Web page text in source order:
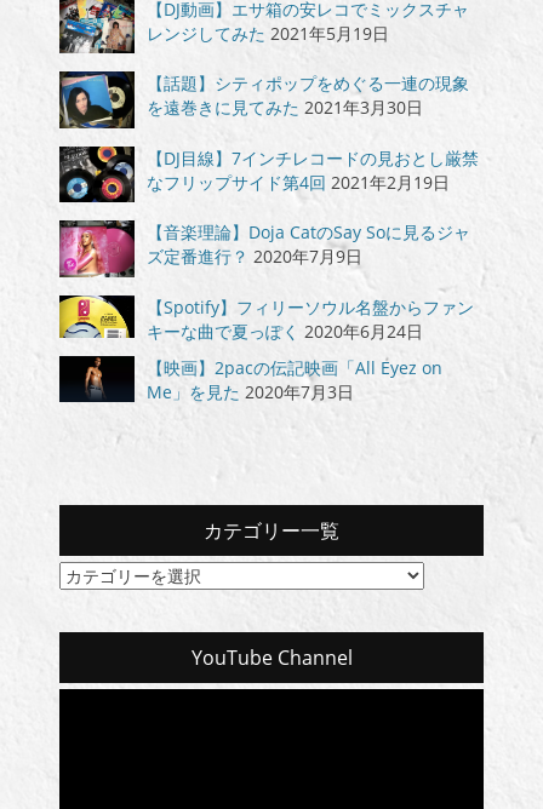
【DJ動画】エサ箱の安レコでミックスチャ
レンジしてみた 2021年5月19日
【話題】シティポップをめぐる一連の現象
を遠巻きに見てみた 2021年3月30日
【DJ目線】7インチレコードの見おとし厳禁
なフリップサイド第4回 2021年2月19日
【音楽理論】Doja CatのSay Soに見るジャ
ズ定番進行？ 2020年7月9日
【Spotify】フィリーソウル名盤からファン
キーな曲で夏っぽく 2020年6月24日
【映画】2pacの伝記映画「All Eyez on
Me」を見た 2020年7月3日
カテゴリー一覧
カ
YouTube Channel